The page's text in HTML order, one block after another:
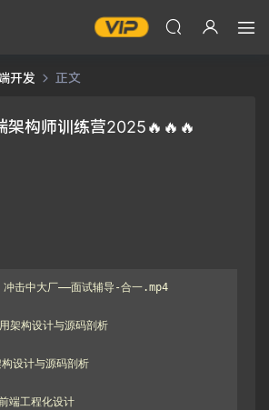
开发 正文
架构师训练营2025🔥🔥🔥
击中大厂——面试辅导-合一.mp4
构设计与源码剖析
设计与源码剖析
端工程化设计